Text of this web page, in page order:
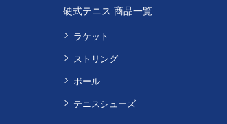
硬式テニス 商品一覧
ラケット
ストリング
ボール
テニスシューズ